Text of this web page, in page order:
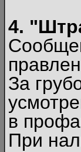
4.
За
в
При